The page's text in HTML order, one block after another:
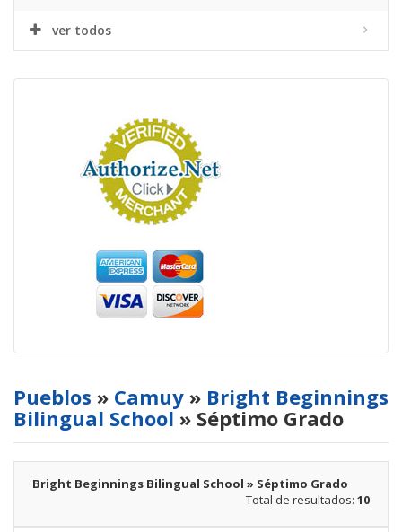
ver todos
Pueblos » Camuy » Bright Beginnings
Bilingual School» Séptimo Grado
Bright Beginnings Bilingual School » Séptimo Grado
Total de resultados: 10